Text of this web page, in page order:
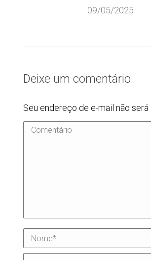
09/05/2025
Deixe um comentário
Seu endereço de e-mail não
Comentário
Nome *